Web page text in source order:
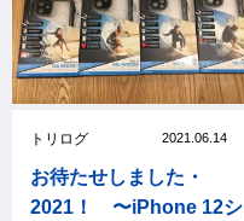
トリログ 2021.06.14
お待たせしました・
2021！ 〜iPhone 12シ